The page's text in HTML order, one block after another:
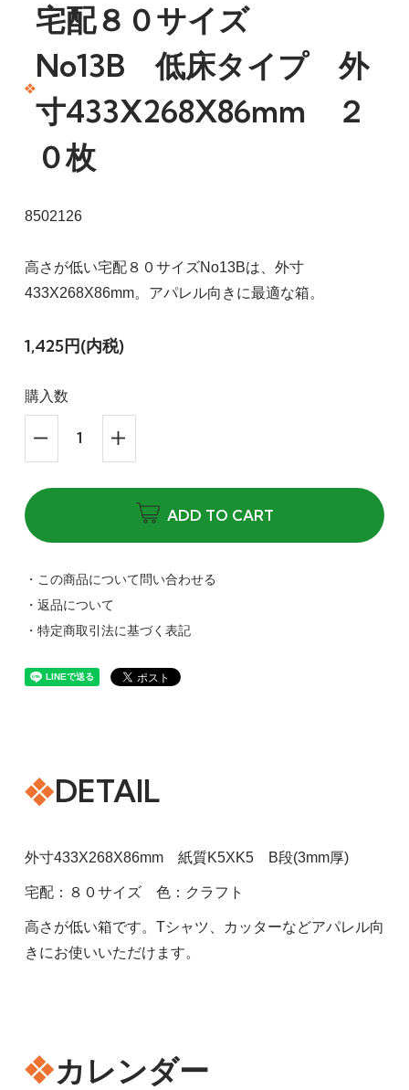
宅配８０サイズ
No13B 低床タイプ 外
寸433X268X86mm ２
０枚
8502126
高さが低い宅配８０サイズNo13Bは、外寸
433X268X86mm。アパレル向きに最適な箱。
1,425円(内税)
購入数
ADD TO CART
・この商品について問い合わせる
・返品について
・特定商取引法に基づく表記
DETAIL
外寸433X268X86mm 紙質K5XK5 B段(3mm厚)
宅配：８０サイズ 色：クラフト
高さが低い箱です。Tシャツ、カッターなどアパレル向
きにお使いいただけます。
カレンダー